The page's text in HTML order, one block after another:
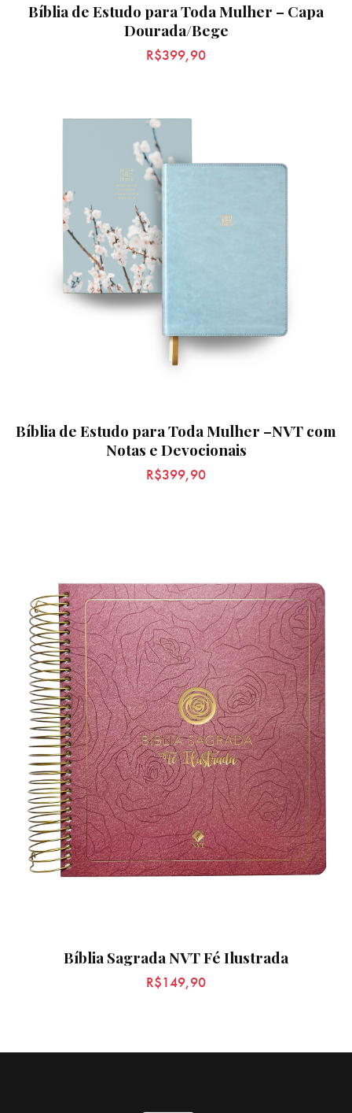
Bíblia de Estudo para Toda Mulher – Capa
Dourada/Bege
R$399,90
Bíblia de Estudo para Toda Mulher –NVT com
Notas e Devocionais
R$399,90
Bíblia Sagrada NVT Fé Ilustrada
R$149,90